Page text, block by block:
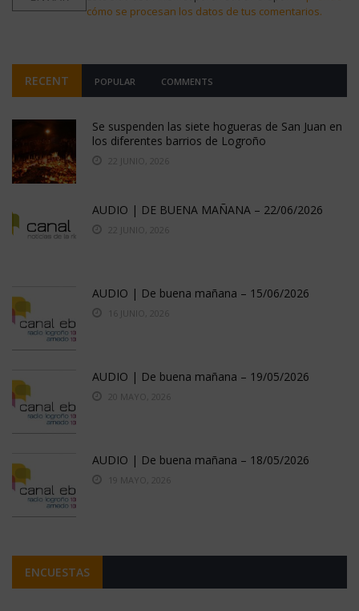
cómo se procesan los datos de tus comentarios.
RECENT POPULAR COMMENTS
Se suspenden las siete hogueras de San Juan en
los diferentes barrios de Logroño
22 JUNIO, 2026
AUDIO | DE BUENA MAÑANA – 22/06/2026
22 JUNIO, 2026
AUDIO | De buena mañana – 15/06/2026
16 JUNIO, 2026
AUDIO | De buena mañana – 19/05/2026
20 MAYO, 2026
AUDIO | De buena mañana – 18/05/2026
19 MAYO, 2026
ENCUESTAS